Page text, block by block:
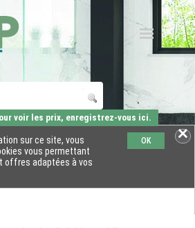
sur ce site, vous
vous permettant
offres adaptées à vos
OK
voir les prix, enregistrez-vous ici.